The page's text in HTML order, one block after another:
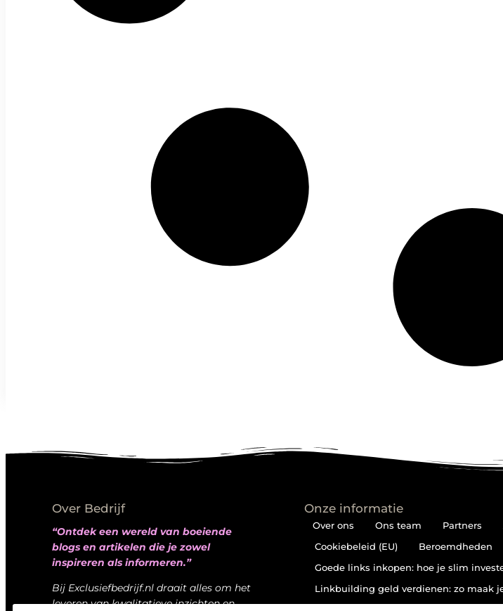
Over Bedrijf
“Ontdek een wereld van boeiende
blogs en artikelen die je zowel
inspireren als informeren.”
Bij Exclusiefbedrijf.nl draait alles om het
leveren van kwalitatieve inzichten en
Onze informatie
Over ons Ons team Partners
Cookiebeleid (EU)
Beroemdheden
Goede links inkopen: hoe je slim
Linkbuilding geld verdienen: zo maak